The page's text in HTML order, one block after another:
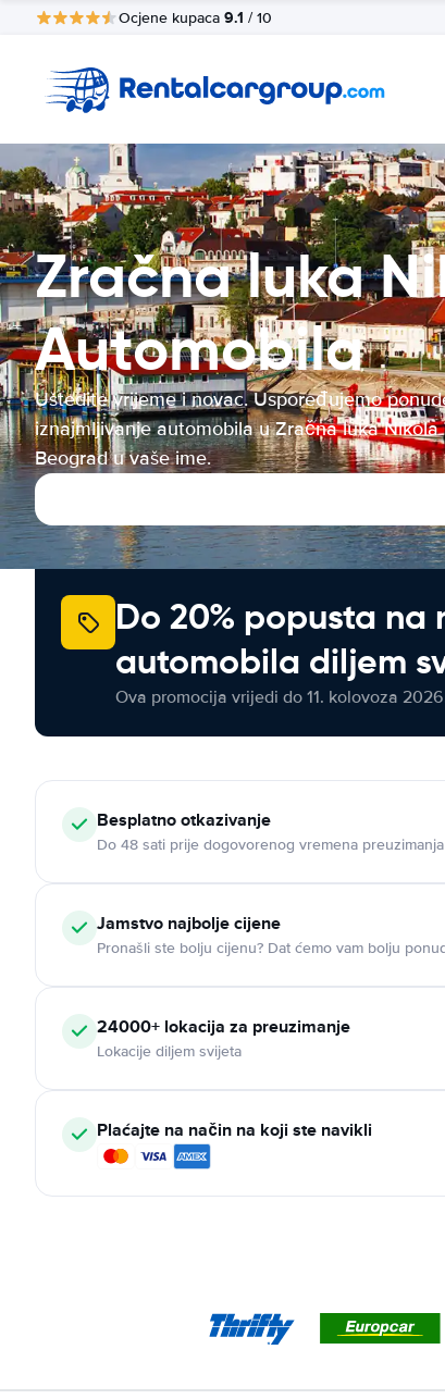
Ocjene kupaca 9.1 / 10
Zračna luka
Automobila
Uštedite vrijeme i novac. Uspoređujemo
iznajmljivanje automobila u Zračna luka Nikola
Beograd u vaše ime.
Do 20% popusta na
automobila diljem
Ova promocija vrijedi do 11. kolovoza
Besplatno otkazivanje
Do 48 sati prije dogovorenog vremena preuzimanja
Jamstvo najbolje cijene
Pronašli ste bolju cijenu? Dat ćemo vam bolju
24000+ lokacija za preuzimanje
Lokacije diljem svijeta
Plaćajte na način na koji ste navikli